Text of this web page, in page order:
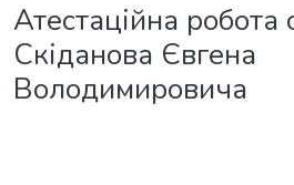
Атестаційна робота
Скіданова Євгена
Володимировича